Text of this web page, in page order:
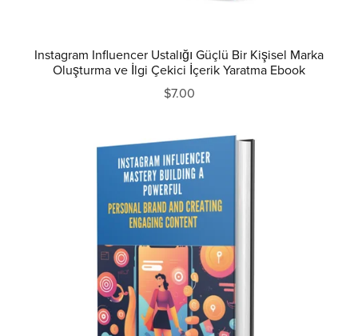
Instagram Influencer Ustalığı Güçlü Bir Kişisel Marka
Oluşturma ve İlgi Çekici İçerik Yaratma Ebook
$7.00